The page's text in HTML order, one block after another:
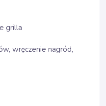
grilla
wręczenie nagród,